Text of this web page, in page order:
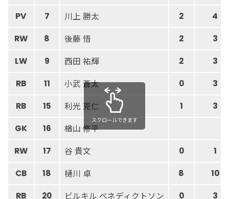
PV 7 川上 勝太 2 4
RW 8 後藤 悟 2 3
LW 9 西田 祐輝 2 3
RB 11 小武 蒼太 0 3
RB 15 利光 克仁 1 3
GK 16 楢山 修平
RW 17 谷 貴文 0 1
CB 18 樋川 卓 8 10
RB 20 ビルキル ベネディクトソン 0 3
スクロールできます